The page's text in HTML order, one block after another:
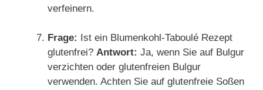
verfeinern.
Frage: Ist ein Blumenkohl-Taboulé Rezept
glutenfrei? Antwort: Ja, wenn Sie auf Bulgur
verzichten oder glutenfreien Bulgur
verwenden. Achten Sie auf glutenfreie Soßen